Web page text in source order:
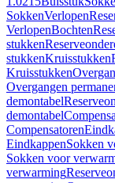
SokkenVerlopen
VerlopenBochten
stukken
stukkenKruisstukken
Kruisstukken
Overgangen
demontabel
demontabel
Compensatoren
EindkappenSokken
Sokken voor
verwarming